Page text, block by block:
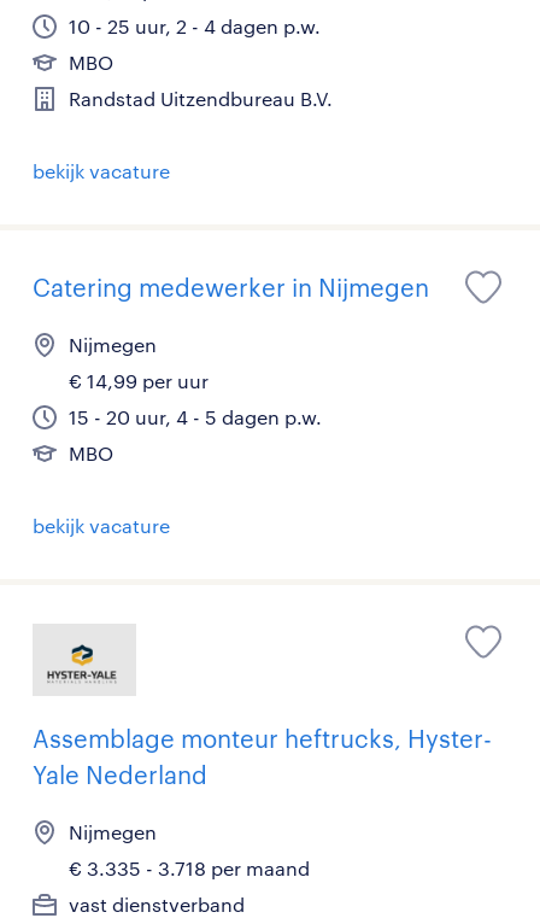
10 - 25 uur, 2 - 4 dagen p.w.
MBO
Randstad Uitzendbureau B.V.
bekijk vacature
Catering medewerker in Nijmegen
Nijmegen
€ 14,99 per uur
15 - 20 uur, 4 - 5 dagen p.w.
MBO
bekijk vacature
Assemblage monteur heftrucks, Hyster-
Yale Nederland
Nijmegen
€ 3.335 - 3.718 per maand
vast dienstverband